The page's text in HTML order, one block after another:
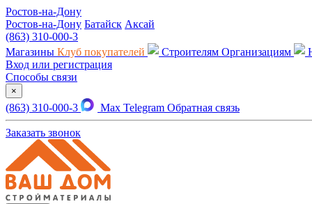
Ростов-на-Дону
Ростов-на-Дону Батайск Аксай
(863) 310-000-3
Магазины Клуб покупателей Строителям Организациям
Вход или регистрация
Способы связи
×
(863) 310-000-3 Max Telegram Обратная связь
Заказать звонок